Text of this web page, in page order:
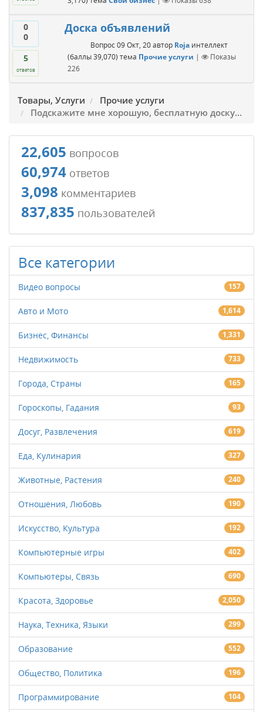
0
0
5
ответов
Доска объявлений
Вопрос 09 Окт, 20 автор Roja интеллект
(баллы39,070) тема Прочие услуги |
Показы
226
Товары, Услуги
Прочие услуги
Подскажите мне хорошую, бесплатную доску...
22,605 вопросов
60,974 ответов
3,098 комментариев
837,835 пользователей
Все категории
Видео вопросы 157
Авто и Мото 1,614
Бизнес, Финансы 1,331
Недвижимость 733
Города, Страны 165
Гороскопы, Гадания 93
Досуг, Развлечения 619
Еда, Кулинария 327
Животные, Растения 240
Отношения, Любовь 190
Искусство, Культура 192
Компьютерные игры 402
Компьютеры, Связь 690
Красота, Здоровье 2,050
Наука, Техника, Языки 299
Образование 552
Общество, Политика 196
Программирование 104